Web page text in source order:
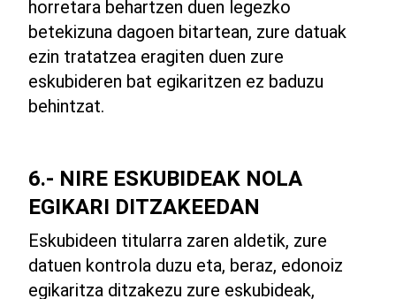
horretara behartzen duen legezko
betekizuna dagoen bitartean, zure datuak
ezin tratatzea eragiten duen zure
eskubideren bat egikaritzen ez baduzu
behintzat.
6.- NIRE ESKUBIDEAK NOLA
EGIKARI DITZAKEEDAN
Eskubideen titularra zaren aldetik, zure
datuen kontrola duzu eta, beraz, edonoiz
egikaritza ditzakezu zure eskubideak,